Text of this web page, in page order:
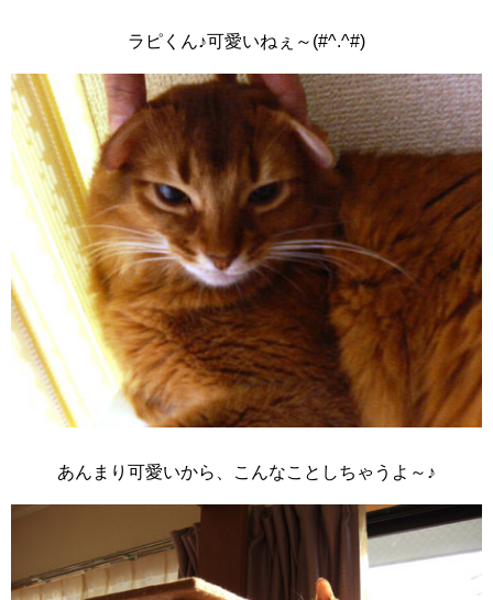
ラピくん♪可愛いねぇ～(#^.^#)
あんまり可愛いから、こんなことしちゃうよ～♪